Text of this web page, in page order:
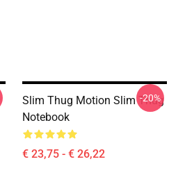
Slim Thug Motion Slim Thug
Notebook
€ 23,75 - € 26,22
-20%